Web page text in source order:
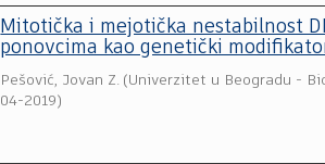
Mitotička i mejotička nestabilnost
ponovcima kao genetički
Pešović, Jovan Z. (Univerzitet u Beogradu -
04-2019)